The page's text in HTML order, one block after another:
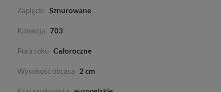
Zapięcie Sznurowane
Kolekcja 703
Pora roku Całoroczne
Wysokość obcasa 2 cm